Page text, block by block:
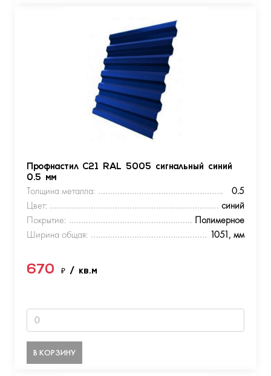
Профнастил С21 RAL 5005 сигнальный синий
0.5 мм
Толщина металла:
0.5
Цвет:
синий
Покрытие:
Полимерное
Ширина общая:
1051, мм
670 ₽ / кв.м
В КОРЗИНУ